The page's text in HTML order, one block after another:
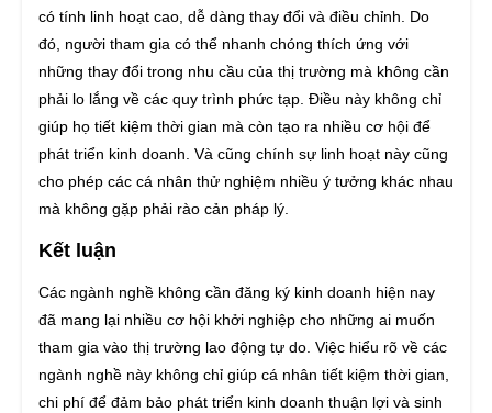
có tính linh hoạt cao, dễ dàng thay đổi và điều chỉnh. Do
đó, người tham gia có thể nhanh chóng thích ứng với
những thay đổi trong nhu cầu của thị trường mà không cần
phải lo lắng về các quy trình phức tạp. Điều này không chỉ
giúp họ tiết kiệm thời gian mà còn tạo ra nhiều cơ hội để
phát triển kinh doanh. Và cũng chính sự linh hoạt này cũng
cho phép các cá nhân thử nghiệm nhiều ý tưởng khác nhau
mà không gặp phải rào cản pháp lý.
Kết luận
Các ngành nghề không cần đăng ký kinh doanh hiện nay
đã mang lại nhiều cơ hội khởi nghiệp cho những ai muốn
tham gia vào thị trường lao động tự do. Việc hiểu rõ về các
ngành nghề này không chỉ giúp cá nhân tiết kiệm thời gian,
chi phí để đảm bảo phát triển kinh doanh thuận lợi và sinh